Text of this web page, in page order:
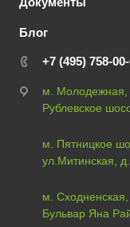
Блог
+7 (495) 758-
м. Молодежная,
Рублевское
м. Пятницкое
ул.Митинская,
м. Сходненская,
Бульвар Яна